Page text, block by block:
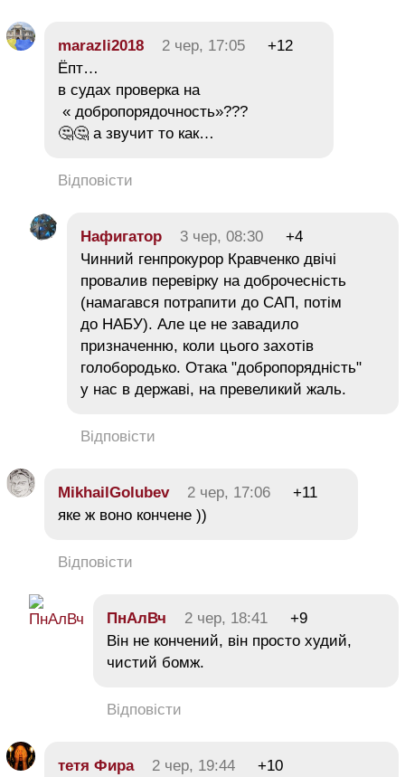
marazli2018 2 чер, 17:05
+12
Ёпт…
в судах проверка на
« добропорядочность»???
🤔🤔 а звучит то как…
Відповісти
Нафигатор 3 чер, 08:30
+4
Чинний генпрокурор Кравченко двічі
провалив перевірку на доброчесність
(намагався потрапити до САП, потім
до НАБУ). Але це не завадило
призначенню, коли цього захотів
голобородько. Отака "добропорядність"
у нас в державі, на превеликий жаль.
Відповісти
MikhailGolubev 2 чер, 17:06
+11
яке ж воно кончене ))
Відповісти
ПнАлВч 2 чер, 18:41
+9
Він не кончений, він просто худий,
чистий бомж.
Відповісти
тетя Фира 2 чер, 19:44
+10